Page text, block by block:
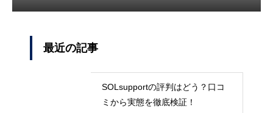
最近の記事
SOLsupportの評判はどう？口コ
ミから実態を徹底検証！